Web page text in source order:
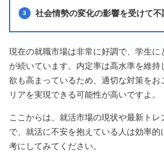
社会情勢の変化の影響を受けて不
現在の就職市場は非常に好調で、学生
が続いています。内定率は高水準を維
欲も高まっているため、適切な対策をお
リアを実現できる可能性が高いですよ。
ここからは、就活市場の現状や最新ト
で、就活に不安を抱えている人は効率的
考にしてみてください。